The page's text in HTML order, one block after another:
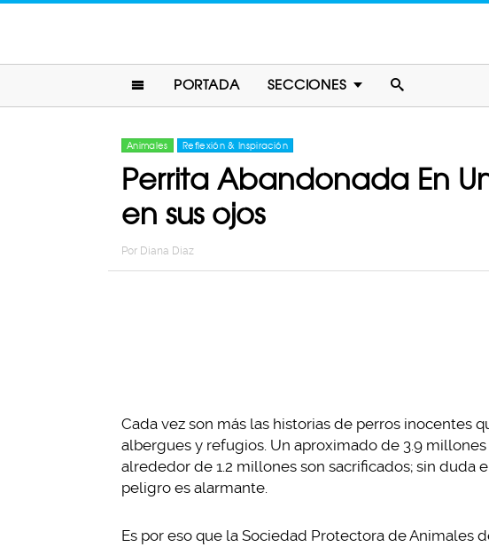
PORTADA SECCIONES
Animales Reflexión & Inspiración
Perrita Abandonada En
en sus ojos
Por Diana Diaz
Cada vez son más las historias de perros inocentes
albergues y refugios. Un aproximado de 3.9
alrededor de 1.2 millones son sacrificados; sin duda
peligro es alarmante.
Es por eso que la Sociedad Protectora de Animales